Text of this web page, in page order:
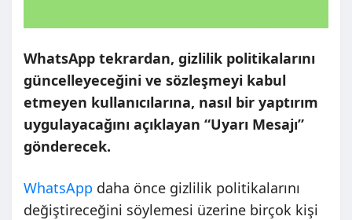
WhatsApp tekrardan, gizlilik politikalarını
güncelleyeceğini ve sözleşmeyi kabul
etmeyen kullanıcılarına, nasıl bir yaptırım
uygulayacağını açıklayan “Uyarı Mesajı”
gönderecek.
WhatsApp daha önce gizlilik politikalarını
değiştireceğini söylemesi üzerine birçok kişi